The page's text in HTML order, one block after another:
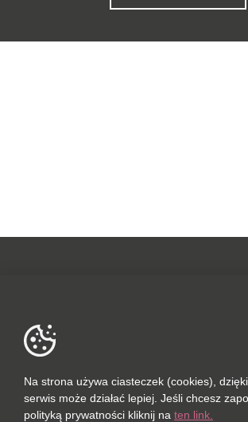
POLUBIONYCH (0 / 10)
SOCIAL MEDIA
DANE FIRMOWE
Na strona używa ciasteczek (cookies),
serwis może działać lepiej. Jeśli chcesz
polityką prywatności kliknij na ten link.